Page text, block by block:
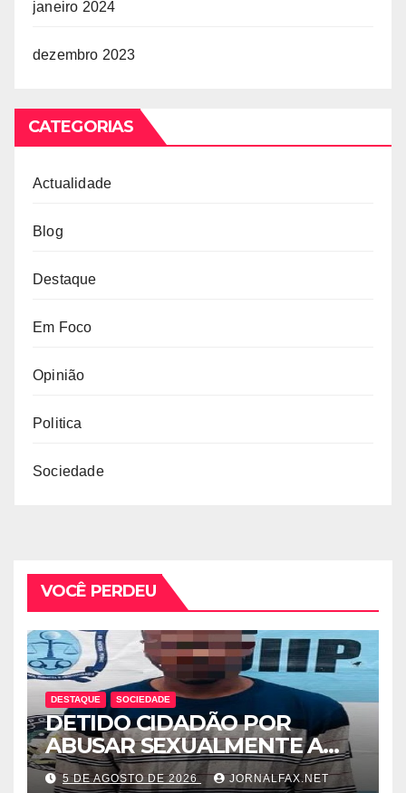
janeiro 2024
dezembro 2023
CATEGORIAS
Actualidade
Blog
Destaque
Em Foco
Opinião
Politica
Sociedade
VOCÊ PERDEU
DESTAQUE SOCIEDADE
DETIDO CIDADÃO POR
ABUSAR SEXUALMENTE A
CUNHADA MENOR DE IDADE
5 DE AGOSTO DE 2026 JORNALFAX.NET